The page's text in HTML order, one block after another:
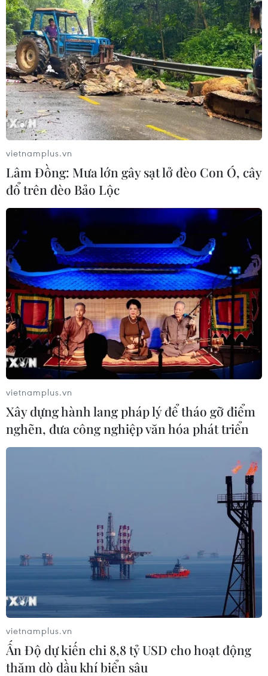
vietnamplus.vn
Lâm Đồng: Mưa lớn gây sạt lở đèo Con Ó, cây
đổ trên đèo Bảo Lộc
vietnamplus.vn
Xây dựng hành lang pháp lý để tháo gỡ điểm
nghẽn, đưa công nghiệp văn hóa phát triển
vietnamplus.vn
Ấn Độ dự kiến chi 8,8 tỷ USD cho hoạt động
thăm dò dầu khí biển sâu